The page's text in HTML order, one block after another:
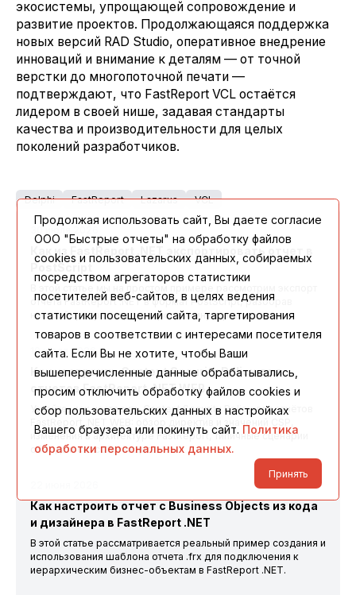
экосистемы, упрощающей сопровождение и
развитие проектов. Продолжающаяся поддержка
новых версий RAD Studio, оперативное внедрение
инноваций и внимание к деталям — от точной
верстки до многопоточной печати —
подтверждают, что FastReport VCL остаётся
лидером в своей нише, задавая стандарты
качества и производительности для целых
поколений разработчиков.
Delphi FastReport Lazarus VCL
30 июля 2026
Как из FastReport .NET экспортировать отчет в
отчета FastReport .NET в формат PostScript, разобрав
настройку параметров и программную реализацию.
10 июля 2026
Как настроить Content Security Policy для
отчетов FastReport .NET WEB
Узнайте, как настроить Content Security Policy для отчётов
изменения в архитектуре FastReport, типичные сценарии
обхода и способы защиты.
Как настроить отчет с Business Objects из кода
и дизайнера в FastReport .NET
В этой статье рассматривается реальный пример создания и
использования шаблона отчета .frx для подключения к
иерархическим бизнес-объектам в FastReport .NET.
Продолжая использовать сайт, Вы даете согласие
ООО "Быстрые отчеты" на обработку файлов
cookies и пользовательских данных, собираемых
посредством агрегаторов статистики
посетителей веб-сайтов, в целях ведения
статистики посещений сайта, таргетирования
товаров в соответствии с интересами посетителя
сайта. Если Вы не хотите, чтобы Ваши
вышеперечисленные данные обрабатывались,
просим отключить обработку файлов cookies и
сбор пользовательских данных в настройках
Вашего браузера или покинуть сайт. Политика
обработки персональных данных.
Принять